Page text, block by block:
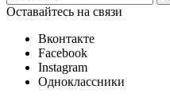
Оставайтесь на связи
Вконтакте
Facebook
Instagram
Одноклассники